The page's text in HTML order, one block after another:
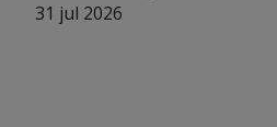
31 jul 2026